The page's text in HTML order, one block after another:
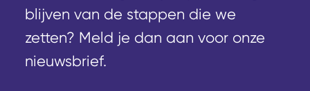
blijven van de stappen die we
zetten? Meld je dan aan voor onze
nieuwsbrief.